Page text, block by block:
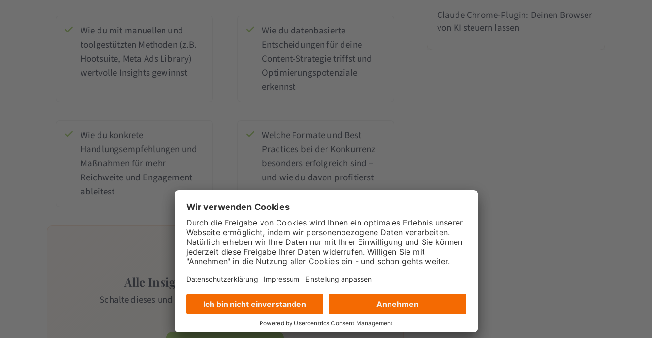
Wie du mit manuellen und
toolgestützten Methoden (z.B.
Hootsuite, Meta Ads Library)
wertvolle Insights gewinnst
Wie du datenbasierte
Entscheidungen für deine
Content-Strategie triffst und
Optimierungspotenziale
erkennst
Wie du konkrete
Handlungsempfehlungen und
Maßnahmen für mehr
Reichweite und Engagement
ableitest
Welche Formate und Best
Practices bei der Konkurrenz
besonders erfolgreich sind –
und wie du davon profitierst
Alle Insights mit einer Mitgliedschaft
Schalte dieses und alle weiteren Insights frei – mit der
Team-Mitgliedschaft.
Claude Chrome-Plugin: Deinen Browser
von KI steuern lassen